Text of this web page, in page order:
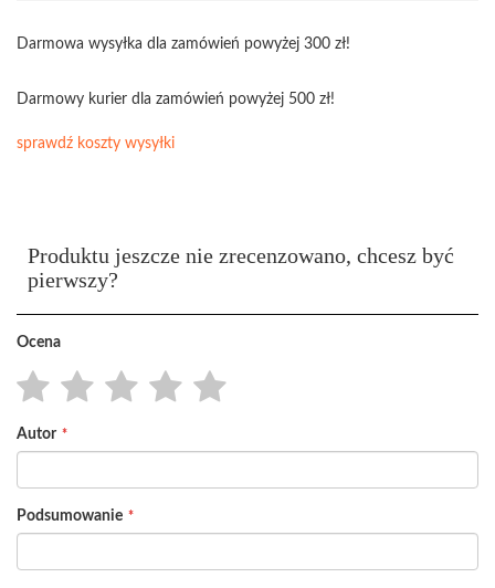
Darmowa wysyłka dla zamówień powyżej 300 zł!
Darmowy kurier dla zamówień powyżej 500 zł!
sprawdź koszty wysyłki
Produktu jeszcze nie zrecenzowano, chcesz być
pierwszy?
Ocena
star
stars
stars
stars
stars
Autor
Podsumowanie